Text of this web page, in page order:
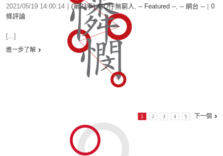
2021/05/19 14:00:14 (第23季) 有Q仔無窮人, -- Featured --, -- 網台 --
0
條評論
[...]
進一步了解
1 2 3 4 5 下一個